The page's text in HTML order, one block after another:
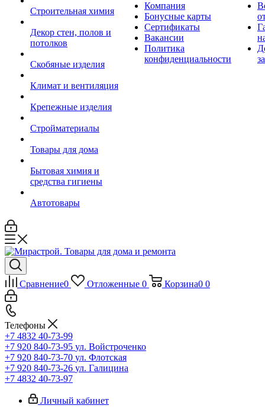
Строительная химия
Декор стен, полов и
потолков
Скобяные изделия
Климат и вентиляция
Крепежные изделия
Стройматериалы
Товары для дома
Бытовая химия и
средства гигиены
Автотовары
Компания
Бонусные карты
Сертификаты
Вакансии
Политика
конфиденциальности
Сравнение0 Отложенные 0 Корзина0 0
Телефоны
+7 4832 40-73-99
+7 920 840-73-95 ул. Войстроченко
+7 920 840-73-70 ул. Флотская
+7 920 840-73-26 ул. Галицина
+7 4832 40-73-97
Личный кабинет